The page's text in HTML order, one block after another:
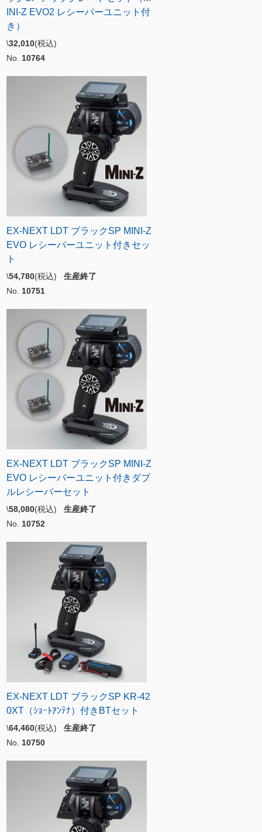
INI-Z EVO2 レシーバーユニット付
き）
\32,010(税込)
No. 10764
EX-NEXT LDT ブラックSP MINI-Z
EVO レシーバーユニット付きセッ
ト
\54,780(税込) 生産終了
No. 10751
EX-NEXT LDT ブラックSP MINI-Z
EVO レシーバーユニット付きダブ
ルレシーバーセット
\58,080(税込) 生産終了
No. 10752
EX-NEXT LDT ブラックSP KR-42
0XT（ｼｮｰﾄｱﾝﾃﾅ）付きBTセット
\64,460(税込) 生産終了
No. 10750